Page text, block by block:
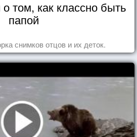
том, как классно быть
папой
снимков отцов и их деток.